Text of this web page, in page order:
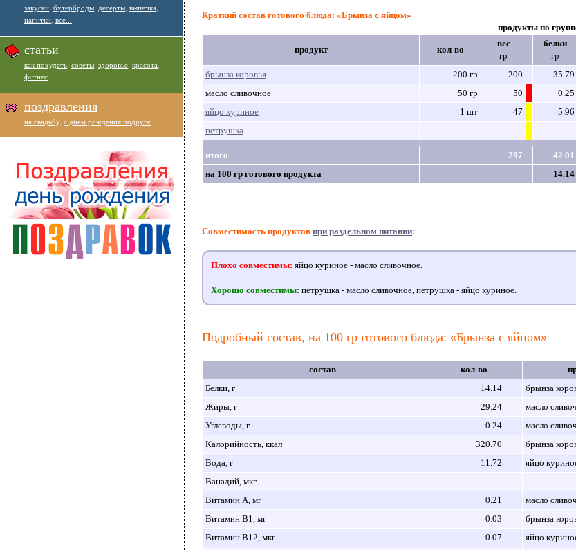
Краткий состав готового блюда: «Брынза с яйцом»
продукты по
продукт кол-во
вес
гр
белки
гр
брынза коровья
200 гр 200 35.79
масло сливочное
50 гр 50 0.25
яйцо куриное
1 шт 47 5.96
петрушка
- - -
итого 297 42.01
на 100 гр готового продукта
14.14
Совместимость продуктов при раздельном питании:
Плохо совместимы: яйцо куриное - масло сливочное.
Хорошо совместимы: петрушка - масло сливочное, петрушка - яйцо куриное.
Подробный состав, на 100 гр готового блюда: «Брынза с яйцом»
состав кол-во
Белки, г
14.14
брынза
Жиры, г
29.24
масло
Углеводы, г
0.24
масло
Калорийность, ккал
320.70
брынза
Вода, г
11.72
яйцо
Ванадий, мкг
-
-
Витамин A, мг
0.21
масло
Витамин B1, мг
0.03
брынза
Витамин B12, мкг
0.07
яйцо
закуски бутерброды десерты выпечка
напитки все...
статьи
как похудеть советы здоровье красота
фитнес
поздравления
на свадьбу, с днем рождения подруге